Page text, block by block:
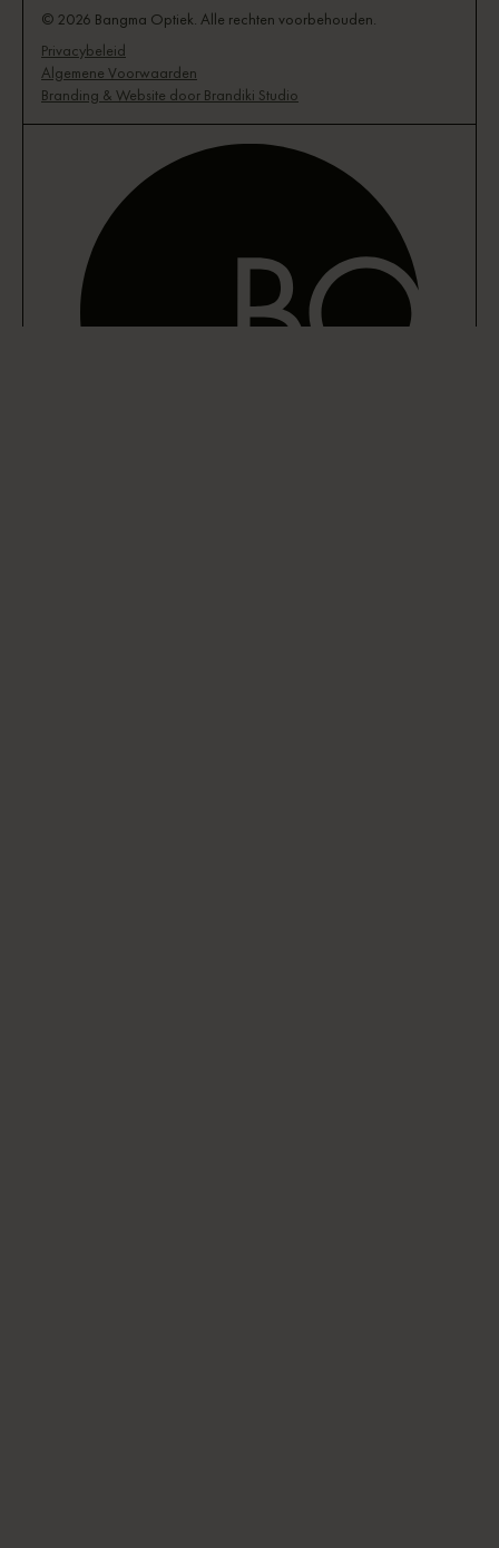
© 2026 Bangma Optiek. Alle rechten voorbehouden.
Privacybeleid
Algemene Voorwaarden
Branding & Website door Brandiki Studio